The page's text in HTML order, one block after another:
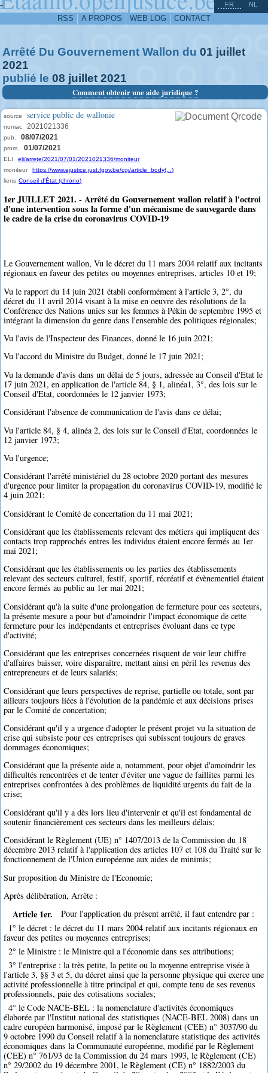
-
RSS A PROPOS WEB LOG CONTACT
FR NL
Arrêté Du Gouvernement Wallon du 01 juillet
2021
publié le 08 juillet 2021
Comment obtenir une aide juridique ?
source service public de wallonie
numac 2021021336
pub. 08/07/2021
prom. 01/07/2021
ELI
eli/arrete/2021/07/01/2021021336/moniteur
moniteur
https://www.ejustice.just.fgov.be/cgi/article_body(...)
liens Conseil d'État (chrono)
1er JUILLET 2021. - Arrêté du Gouvernement wallon relatif à l'octroi
d'une intervention sous la forme d'un mécanisme de sauvegarde dans
le cadre de la crise du coronavirus COVID-19
Le Gouvernement wallon, Vu le décret du 11 mars 2004 relatif aux incitants
régionaux en faveur des petites ou moyennes entreprises, articles 10 et 19;
Vu le rapport du 14 juin 2021 établi conformément à l'article 3, 2°, du
décret du 11 avril 2014 visant à la mise en oeuvre des résolutions de la
Conférence des Nations unies sur les femmes à Pékin de septembre 1995 et
intégrant la dimension du genre dans l'ensemble des politiques régionales;
Vu l'avis de l'Inspecteur des Finances, donné le 16 juin 2021;
Vu l'accord du Ministre du Budget, donné le 17 juin 2021;
Vu la demande d'avis dans un délai de 5 jours, adressée au Conseil d'Etat le
17 juin 2021, en application de l'article 84, § 1, alinéa1, 3°, des lois sur le
Conseil d'Etat, coordonnées le 12 janvier 1973;
Considérant l'absence de communication de l'avis dans ce délai;
Vu l'article 84, § 4, alinéa 2, des lois sur le Conseil d'Etat, coordonnées le
12 janvier 1973;
Vu l'urgence;
Considérant l'arrêté ministériel du 28 octobre 2020 portant des mesures
d'urgence pour limiter la propagation du coronavirus COVID-19, modifié le
4 juin 2021;
Considérant le Comité de concertation du 11 mai 2021;
Considérant que les établissements relevant des métiers qui impliquent des
contacts trop rapprochés entres les individus étaient encore fermés au 1er
mai 2021;
Considérant que les établissements ou les parties des établissements
relevant des secteurs culturel, festif, sportif, récréatif et évènementiel étaient
encore fermés au public au 1er mai 2021;
Considérant qu'à la suite d'une prolongation de fermeture pour ces secteurs,
la présente mesure a pour but d'amoindrir l'impact économique de cette
fermeture pour les indépendants et entreprises évoluant dans ce type
d'activité;
Considérant que les entreprises concernées risquent de voir leur chiffre
d'affaires baisser, voire disparaître, mettant ainsi en péril les revenus des
entrepreneurs et de leurs salariés;
Considérant que leurs perspectives de reprise, partielle ou totale, sont par
ailleurs toujours liées à l'évolution de la pandémie et aux décisions prises
par le Comité de concertation;
Considérant qu'il y a urgence d'adopter le présent projet vu la situation de
crise qui subsiste pour ces entreprises qui subissent toujours de graves
dommages économiques;
Considérant que la présente aide a, notamment, pour objet d'amoindrir les
difficultés rencontrées et de tenter d'éviter une vague de faillites parmi les
entreprises confrontées à des problèmes de liquidité urgents du fait de la
crise;
Considérant qu'il y a dès lors lieu d'intervenir et qu'il est fondamental de
soutenir financièrement ces secteurs dans les meilleurs délais;
Considérant le Règlement (UE) n° 1407/2013 de la Commission du 18
décembre 2013 relatif à l'application des articles 107 et 108 du Traité sur le
fonctionnement de l'Union européenne aux aides de minimis;
Sur proposition du Ministre de l'Economie;
Après délibération, Arrête :
Article 1er.
Pour l'application du présent arrêté, il faut entendre par :
1° le décret : le décret du 11 mars 2004 relatif aux incitants régionaux en
faveur des petites ou moyennes entreprises;
2° le Ministre : le Ministre qui a l'économie dans ses attributions;
3° l'entreprise : la très petite, la petite ou la moyenne entreprise visée à
l'article 3, §§ 3 et 5, du décret ainsi que la personne physique qui exerce une
activité professionnelle à titre principal et qui, compte tenu de ses revenus
professionnels, paie des cotisations sociales;
4° le Code NACE-BEL : la nomenclature d'activités économiques
élaborée par l'Institut national des statistiques (NACE-BEL 2008) dans un
cadre européen harmonisé, imposé par le Règlement (CEE) n° 3037/90 du
9 octobre 1990 du Conseil relatif à la nomenclature statistique des activités
économiques dans la Communauté européenne, modifié par le Règlement
(CEE) n° 761/93 de la Commission du 24 mars 1993, le Règlement (CE)
n° 29/2002 du 19 décembre 2001, le Règlement (CE) n° 1882/2003 du
^